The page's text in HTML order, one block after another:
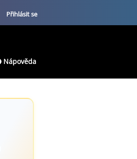
Přihlásit se
Nápověda